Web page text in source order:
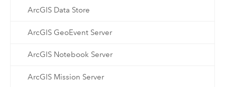
ArcGIS Data Store
ArcGIS GeoEvent Server
ArcGIS Notebook Server
ArcGIS Mission Server